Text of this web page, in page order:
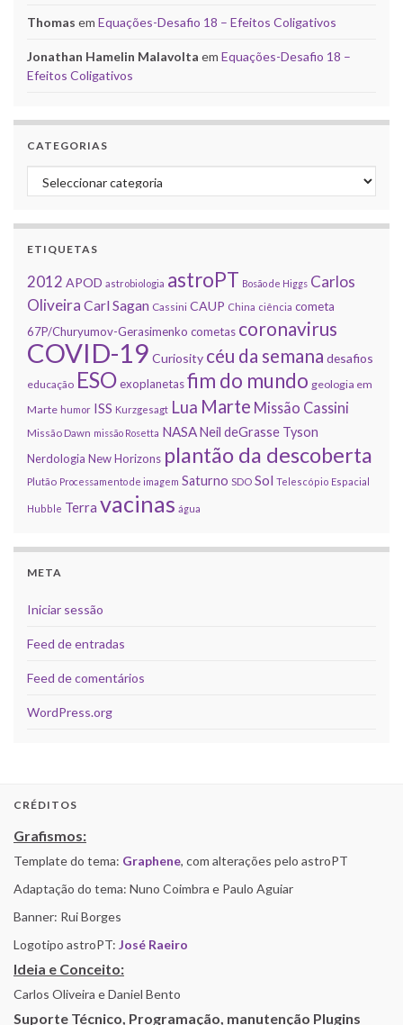
Thomas em Equações-Desafio 18 – Efeitos Coligativos
Jonathan Hamelin Malavolta em Equações-Desafio 18 –
Efeitos Coligativos
CATEGORIAS
Categorias
ETIQUETAS
2012 APOD astrobiologia astroPT Bosão de Higgs Carlos
Oliveira Carl Sagan Cassini CAUP China ciência cometa
67P/Churyumov-Gerasimenko cometas coronavirus
COVID-19 Curiosity céu da semana desafios
educação ESOexoplanetasfim do mundo geologia em
Marte humor ISS Kurzgesagt Lua Marte Missão Cassini
Missão Dawn missão Rosetta NASANeil deGrasse Tyson
Nerdologia New Horizons plantão da descoberta
Plutão Processamento de imagem Saturno SDO Sol Telescópio Espacial
Hubble Terra vacinas água
META
Iniciar sessão
Feed de entradas
Feed de comentários
WordPress.org
CRÉDITOS
Grafismos:
Template do tema: Graphene, com alterações pelo astroPT
Adaptação do tema: Nuno Coimbra e Paulo Aguiar
Banner: Rui Borges
Logotipo astroPT: José Raeiro
Ideia e Conceito:
Carlos Oliveira e Daniel Bento
Suporte Técnico, Programação, manutenção Plugins